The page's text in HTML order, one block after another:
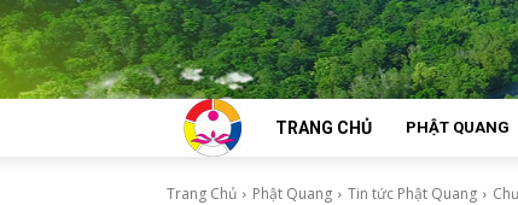
TRANG CHỦ PHẬT QUANG
Trang Chủ Phật Quang Tin tức Phật Quang